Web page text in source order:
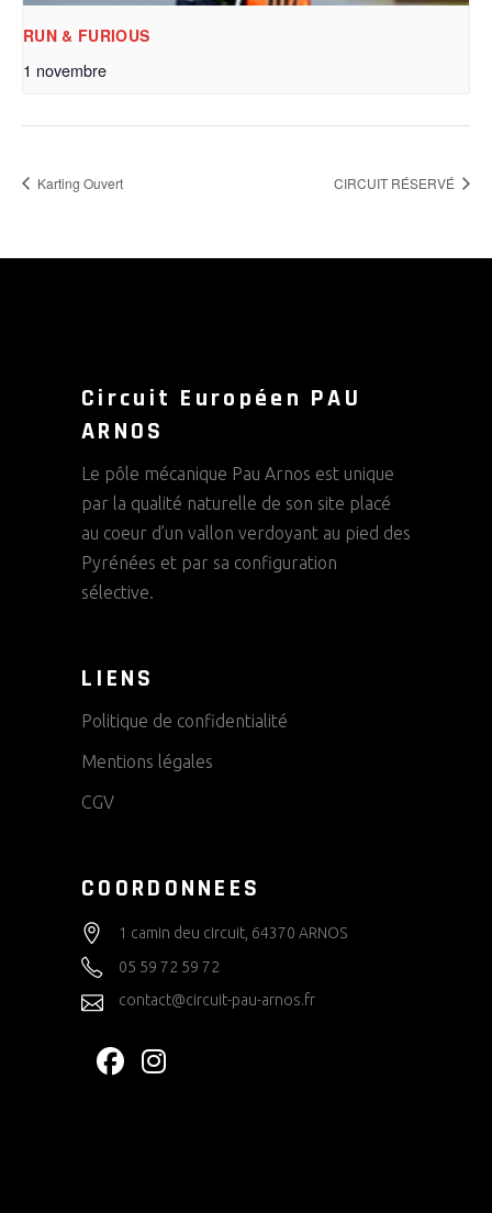
RUN & FURIOUS
1 novembre
Karting Ouvert CIRCUIT RÉSERVÉ
Circuit Européen PAU
ARNOS
Le pôle mécanique Pau Arnos est unique
par la qualité naturelle de son site placé
au coeur d’un vallon verdoyant au pied des
Pyrénées et par sa configuration
sélective.
LIENS
Politique de confidentialité
Mentions légales
CGV
COORDONNEES
1 camin deu circuit, 64370 ARNOS
05 59 72 59 72
contact@circuit-pau-arnos.fr